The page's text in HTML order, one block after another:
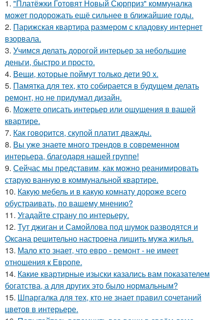
1. "Платёжки Готовят Новый Сюрприз" коммуналка
может подорожать ещё сильнее в ближайшие годы.
2. Парижская квартира размером с кладовку интернет
взорвала.
3. Учимся делать дорогой интерьер за небольшие
деньги, быстро и просто.
4. Вещи, которые поймут только дети 90 х.
5. Памятка для тех, кто собирается в будущем делать
ремонт, но не придумал дизайн.
6. Можете описать интерьер или ощущения в вашей
квартире.
7. Как говорится, скупой платит дважды.
8. Вы уже знаете много трендов в современном
интерьера, благодаря нашей группе!
9. Сейчас мы представим, как можно реанимировать
старую ванную в коммунальной квартире.
10. Какую мебель и в какую комнату дороже всего
обустраивать, по вашему мнению?
11. Угадайте страну по интерьеру.
12. Тут джиган и Самойлова под шумок разводятся и
Оксана решительно настроена лишить мужа жилья.
13. Мало кто знает, что евро - ремонт - не имеет
отношения к Европе.
14. Какие квартирные изыски казались вам показателем
богатства, а для других это было нормальным?
15. Шпаргалка для тех, кто не знает правил сочетаний
цветов в интерьере.